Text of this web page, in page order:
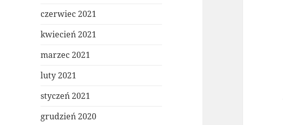
czerwiec 2021
kwiecień 2021
marzec 2021
luty 2021
styczeń 2021
grudzień 2020